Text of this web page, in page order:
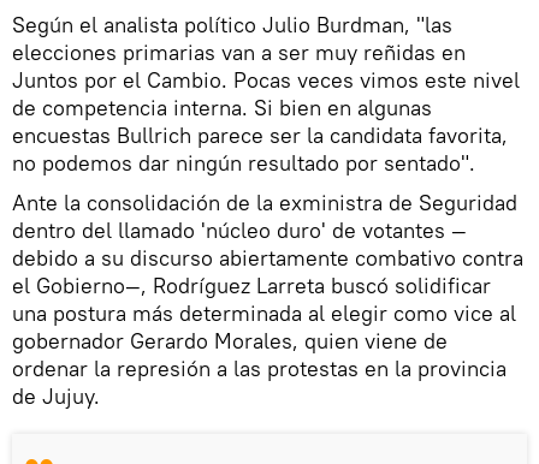
Según el analista político Julio Burdman, "las
elecciones primarias van a ser muy reñidas en
Juntos por el Cambio. Pocas veces vimos este nivel
de competencia interna. Si bien en algunas
encuestas Bullrich parece ser la candidata favorita,
no podemos dar ningún resultado por sentado".
Ante la consolidación de la exministra de Seguridad
dentro del llamado 'núcleo duro' de votantes —
debido a su discurso abiertamente combativo contra
el Gobierno—, Rodríguez Larreta buscó solidificar
una postura más determinada al elegir como vice al
gobernador Gerardo Morales, quien viene de
ordenar la represión a las protestas en la provincia
de Jujuy.